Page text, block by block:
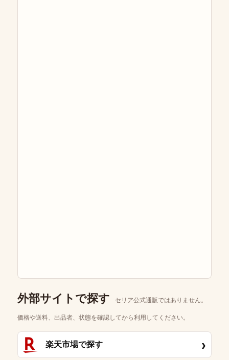
外部サイトで探す セリア公式通販ではありません。
価格や送料、出品者、状態を確認してから利用してください。
楽天市場で探す ›